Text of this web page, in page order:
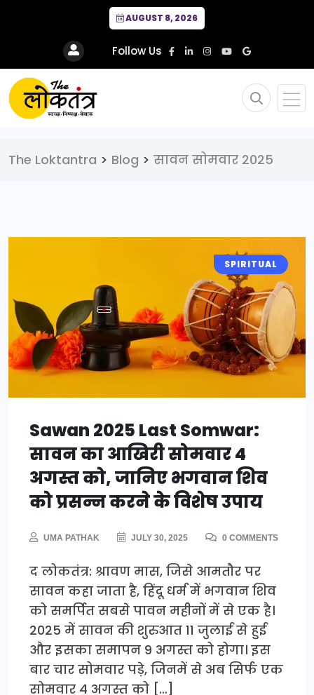
AUGUST 8, 2026
Follow Us
The Loktantra > Blog > सावन सोमवार 2025
SPIRITUAL
Sawan 2025 Last Somwar:
सावन का आखिरी सोमवार 4
अगस्त को, जानिए भगवान शिव
को प्रसन्न करने के विशेष उपाय
UMA PATHAK JULY 30, 2025 0 COMMENTS
द लोकतंत्र: श्रावण मास, जिसे आमतौर पर
सावन कहा जाता है, हिंदू धर्म में भगवान शिव
को समर्पित सबसे पावन महीनों में से एक है।
2025 में सावन की शुरुआत 11 जुलाई से हुई
और इसका समापन 9 अगस्त को होगा। इस
बार चार सोमवार पड़े, जिनमें से अब सिर्फ एक
सोमवार 4 अगस्त को […]